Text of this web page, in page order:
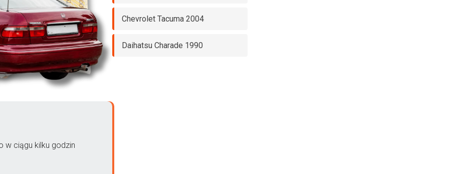
w ciągu kilku godzin
Chevrolet Tacuma 2004
Daihatsu Charade 1990